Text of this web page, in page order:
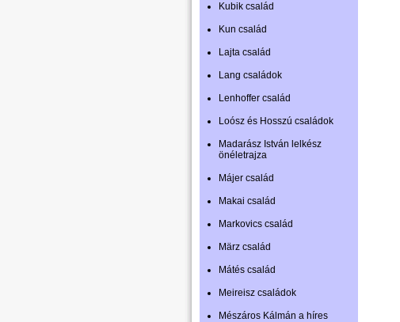
Kubik család
Kun család
Lajta család
Lang családok
Lenhoffer család
Loósz és Hosszú családok
Madarász István lelkész
önéletrajza
Májer család
Makai család
Markovics család
März család
Mátés család
Meireisz családok
Mészáros Kálmán a híres